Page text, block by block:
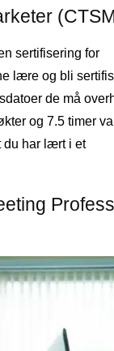
sertifisering for
lære og bli
de må
og 7.5 timer
du har lært i et